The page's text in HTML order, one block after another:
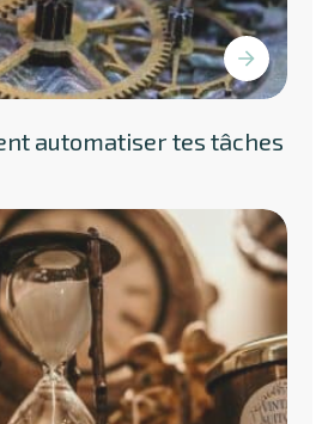
automatiser tes tâches